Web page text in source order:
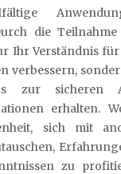
die
Ihr Verständnis
verbessern,
zur sicheren
erhalten.
sich mit
zu